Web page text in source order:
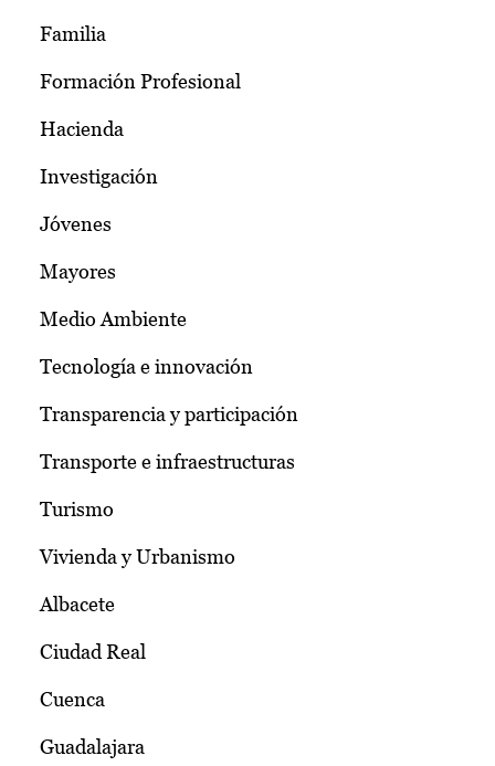
Familia
Formación Profesional
Hacienda
Investigación
Jóvenes
Mayores
Medio Ambiente
Tecnología e innovación
Transparencia y participación
Transporte e infraestructuras
Turismo
Vivienda y Urbanismo
Albacete
Ciudad Real
Cuenca
Guadalajara